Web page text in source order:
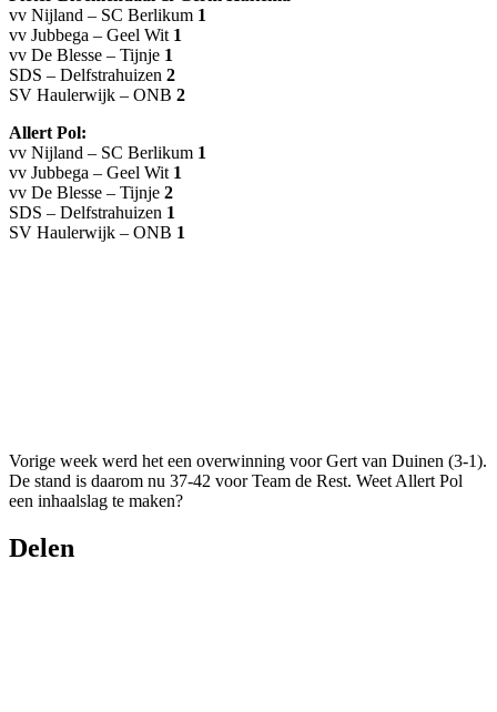
vv Nijland – SC Berlikum 1
vv Jubbega – Geel Wit 1
vv De Blesse – Tijnje 1
SDS – Delfstrahuizen 2
SV Haulerwijk – ONB 2
Allert Pol:
vv Nijland – SC Berlikum 1
vv Jubbega – Geel Wit 1
vv De Blesse – Tijnje 2
SDS – Delfstrahuizen 1
SV Haulerwijk – ONB 1
Vorige week werd het een overwinning voor Gert van Duinen (3-1).
De stand is daarom nu 37-42 voor Team de Rest. Weet Allert Pol
een inhaalslag te maken?
Delen